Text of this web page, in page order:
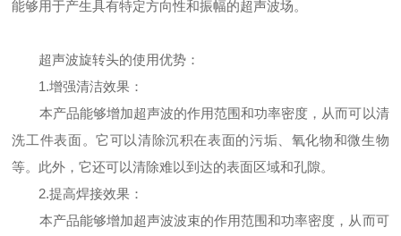
能够用于产生具有特定方向性和振幅的超声波场。
超声波旋转头的使用优势：
1.增强清洁效果：
本产品能够增加超声波的作用范围和功率密度，从而可以清
洗工件表面。它可以清除沉积在表面的污垢、氧化物和微生物
等。此外，它还可以清除难以到达的表面区域和孔隙。
2.提高焊接效果：
本产品能够增加超声波波束的作用范围和功率密度，从而可